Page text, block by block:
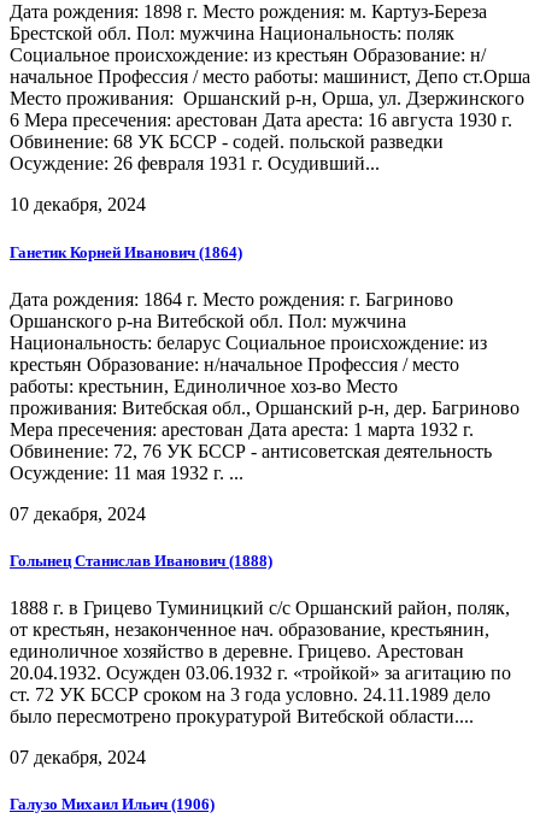
Дата рождения: 1898 г. Место рождения: м. Картуз-Береза
Брестской обл. Пол: мужчина Национальность: поляк
Социальное происхождение: из крестьян Образование: н/
начальное Профессия / место работы: машинист, Депо ст.Орша
Место проживания: Оршанский р-н, Орша, ул. Дзержинского
6 Мера пресечения: арестован Дата ареста: 16 августа 1930 г.
Обвинение: 68 УК БССР - содей. польской разведки
Осуждение: 26 февраля 1931 г. Осудивший...
10 декабря, 2024
Ганетик Корней Иванович (1864)
Дата рождения: 1864 г. Место рождения: г. Багриново
Оршанского р-на Витебской обл. Пол: мужчина
Национальность: беларус Социальное происхождение: из
крестьян Образование: н/начальное Профессия / место
работы: крестьнин, Единоличное хоз-во Место
проживания: Витебская обл., Оршанский р-н, дер. Багриново
Мера пресечения: арестован Дата ареста: 1 марта 1932 г.
Обвинение: 72, 76 УК БССР - антисоветская деятельность
Осуждение: 11 мая 1932 г. ...
07 декабря, 2024
Голынец Станислав Иванович (1888)
1888 г. в Грицево Туминицкий с/с Оршанский район, поляк,
от крестьян, незаконченное нач. образование, крестьянин,
единоличное хозяйство в деревне. Грицево. Арестован
20.04.1932. Осужден 03.06.1932 г. «тройкой» за агитацию по
ст. 72 УК БССР сроком на 3 года условно. 24.11.1989 дело
было пересмотрено прокуратурой Витебской области....
07 декабря, 2024
Галузо Михаил Ильич (1906)